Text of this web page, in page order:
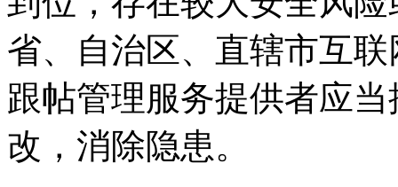
省、自治区、直辖市互
跟帖管理服务提供者应
改，消除隐患。